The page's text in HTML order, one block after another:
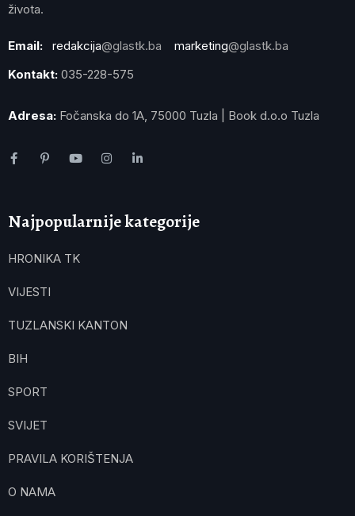
života.
Email: redakcija@glastk.ba marketing@glastk.ba
Kontakt: 035-228-575
Adresa: Fočanska do 1A, 75000 Tuzla | Book d.o.o Tuzla
Najpopularnije kategorije
HRONIKA TK
VIJESTI
TUZLANSKI KANTON
BIH
SPORT
SVIJET
PRAVILA KORIŠTENJA
O NAMA